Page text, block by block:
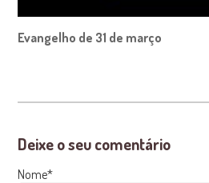
Evangelho de 31 de março
Deixe o seu comentário
Nome*